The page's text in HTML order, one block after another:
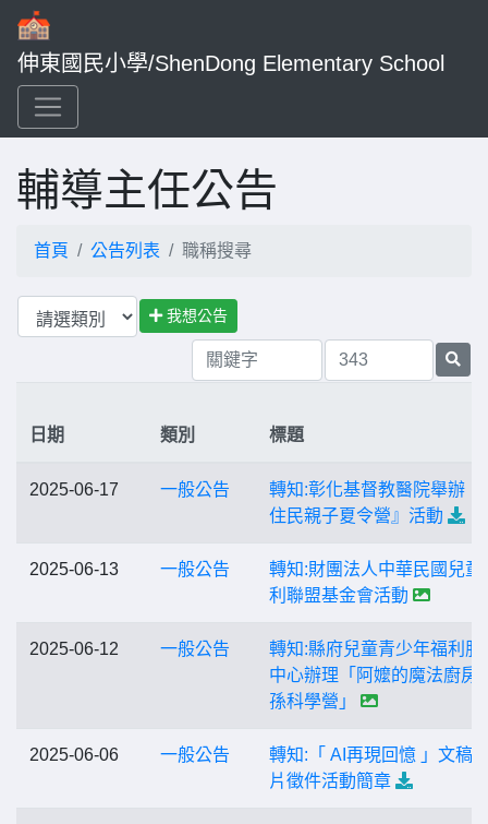
伸東國民小學/ShenDong Elementary School
輔導主任公告
首頁 公告列表 職稱搜尋
我想公告
日期 類別 標題
2025-06-17 一般公告
轉知:彰化基督教醫院舉辦『
住民親子夏令營』活動
2025-06-13 一般公告
轉知:財團法人中華民國兒童
利聯盟基金會活動
2025-06-12 一般公告
轉知:縣府兒童青少年福利服
中心辦理「阿嬤的魔法廚房
孫科學營」
2025-06-06 一般公告
轉知:「 AI再現回憶 」文稿
片徵件活動簡章